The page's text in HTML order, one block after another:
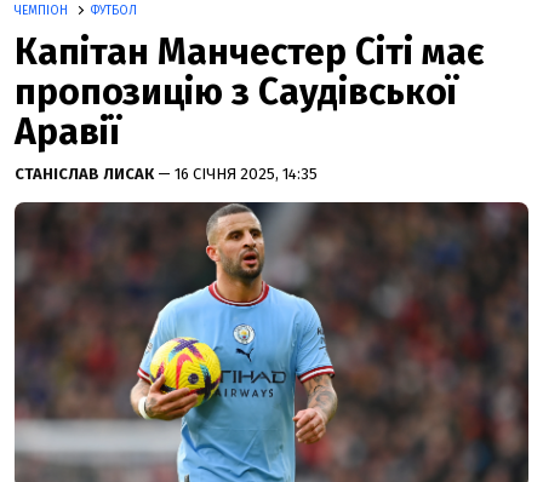
ЧЕМПІОН ФУТБОЛ
Капітан Манчестер Сіті має
пропозицію з Саудівської
Аравії
СТАНІСЛАВ ЛИСАК — 16 СІЧНЯ 2025, 14:35